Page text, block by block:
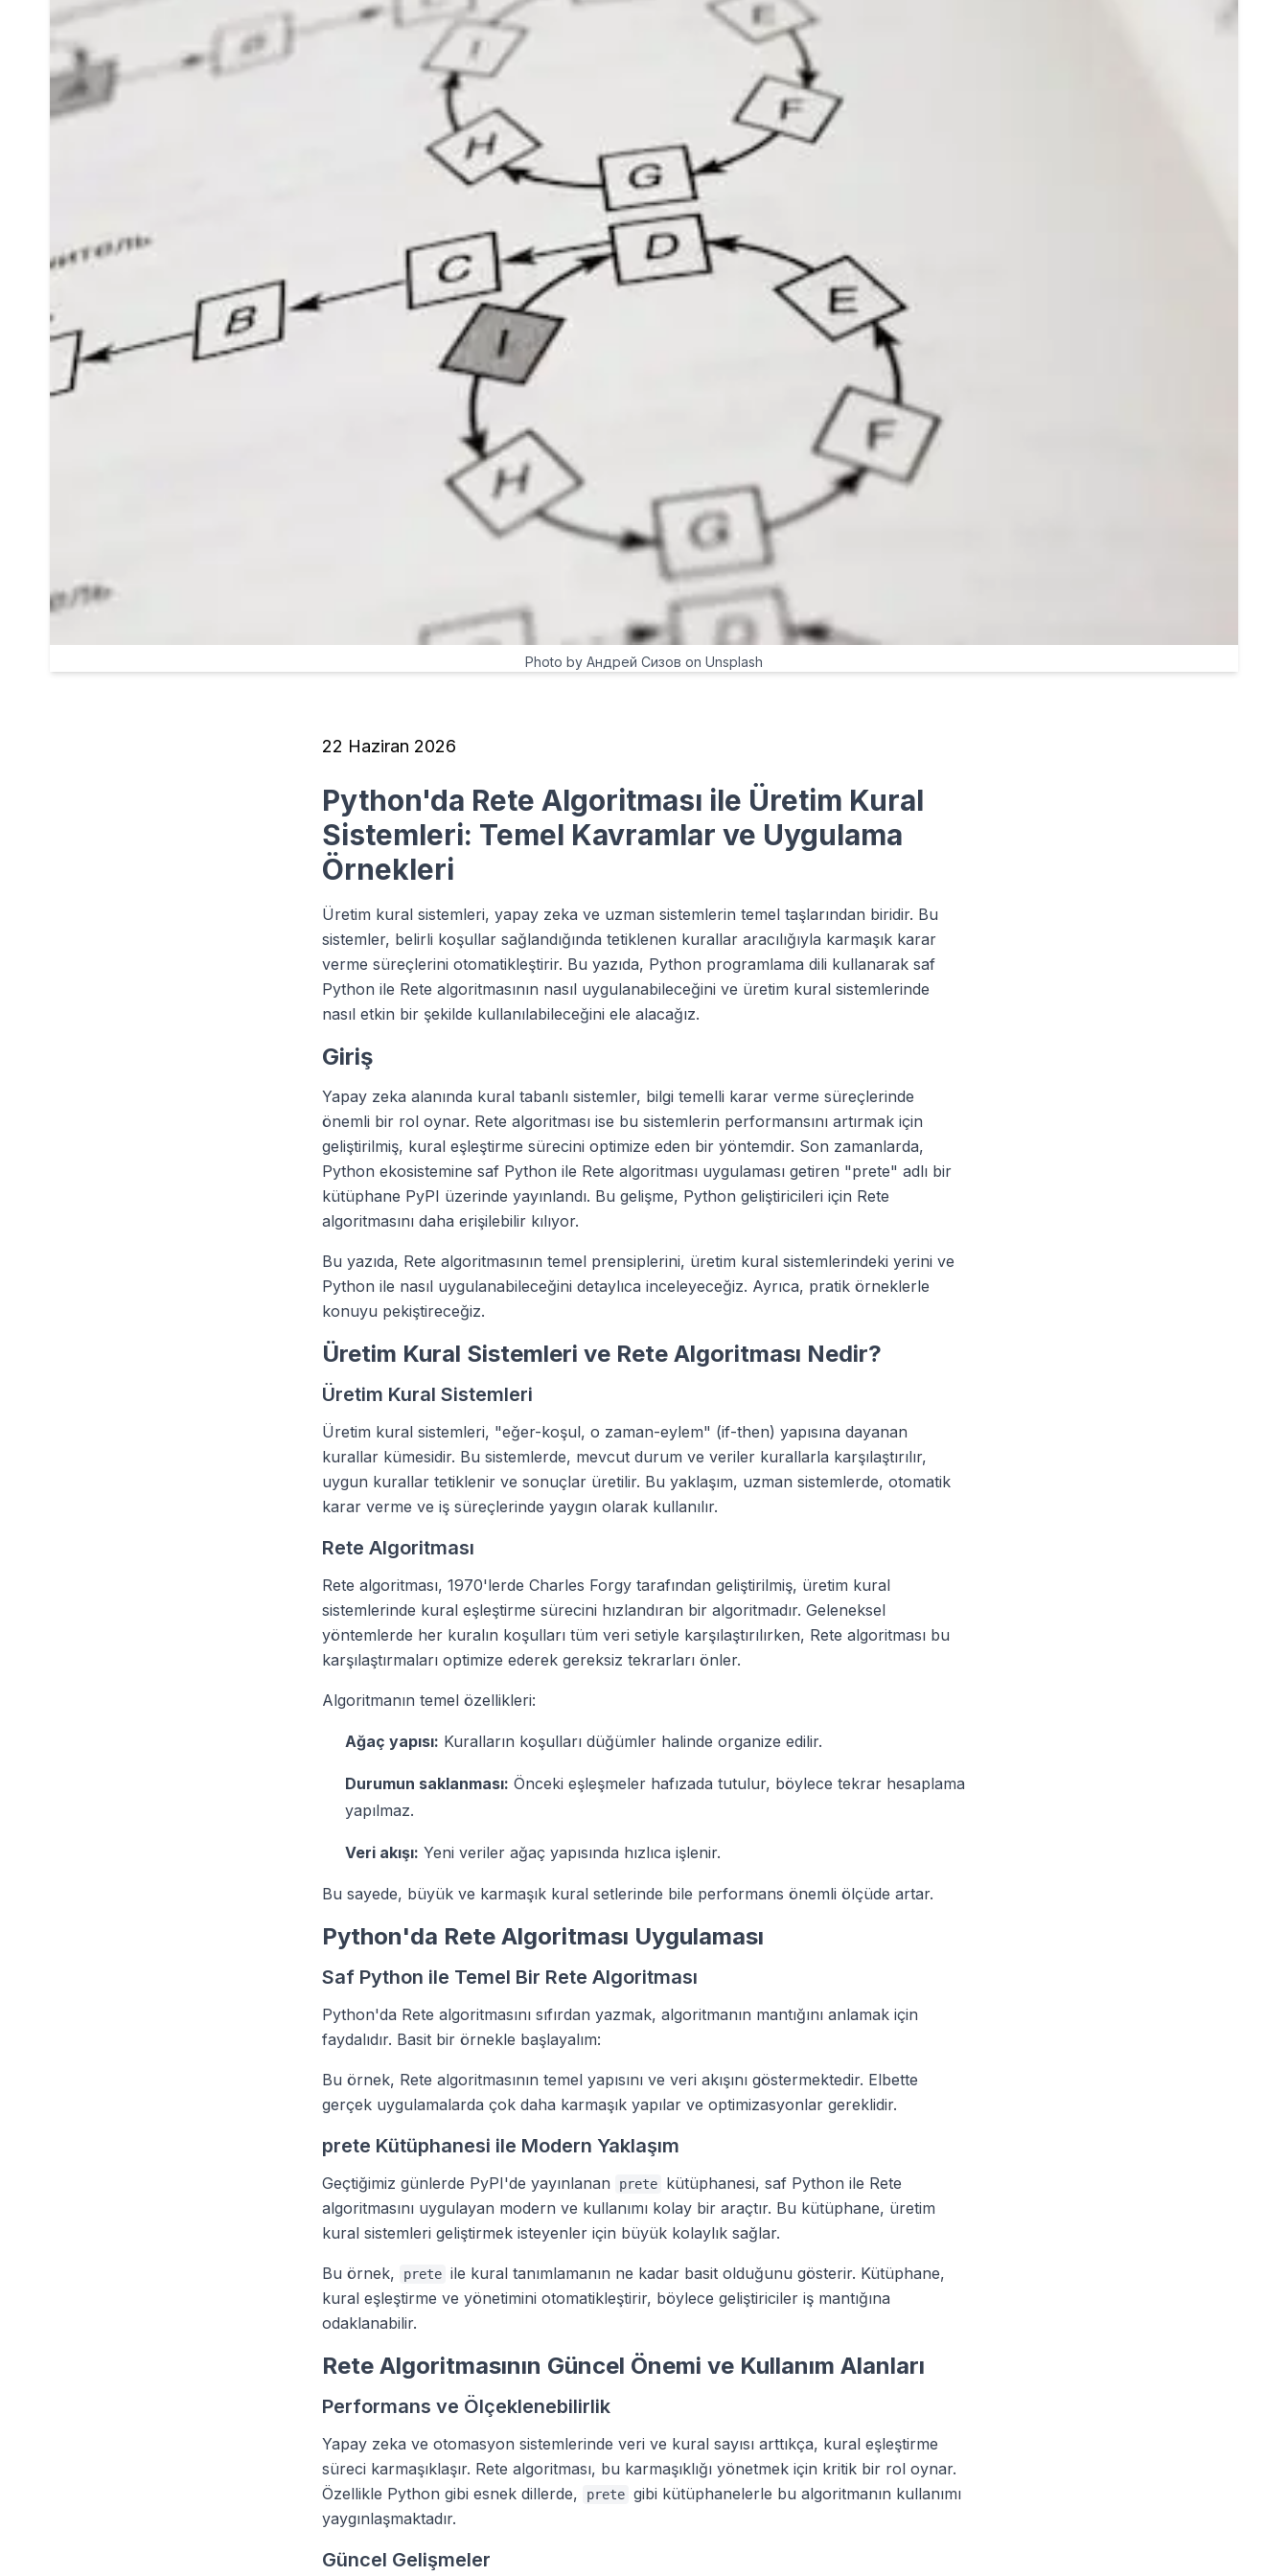
Photo by Андрей Сизов on Unsplash
22 Haziran 2026
Python'da Rete Algoritması ile Üretim Kural
Sistemleri: Temel Kavramlar ve Uygulama
Örnekleri
Üretim kural sistemleri, yapay zeka ve uzman sistemlerin temel taşlarından biridir. Bu
sistemler, belirli koşullar sağlandığında tetiklenen kurallar aracılığıyla karmaşık karar
verme süreçlerini otomatikleştirir. Bu yazıda, Python programlama dili kullanarak saf
Python ile Rete algoritmasının nasıl uygulanabileceğini ve üretim kural sistemlerinde
nasıl etkin bir şekilde kullanılabileceğini ele alacağız.
Giriş
Yapay zeka alanında kural tabanlı sistemler, bilgi temelli karar verme süreçlerinde
önemli bir rol oynar. Rete algoritması ise bu sistemlerin performansını artırmak için
geliştirilmiş, kural eşleştirme sürecini optimize eden bir yöntemdir. Son zamanlarda,
Python ekosistemine saf Python ile Rete algoritması uygulaması getiren "prete" adlı bir
kütüphane PyPI üzerinde yayınlandı. Bu gelişme, Python geliştiricileri için Rete
algoritmasını daha erişilebilir kılıyor.
Bu yazıda, Rete algoritmasının temel prensiplerini, üretim kural sistemlerindeki yerini ve
Python ile nasıl uygulanabileceğini detaylıca inceleyeceğiz. Ayrıca, pratik örneklerle
konuyu pekiştireceğiz.
Üretim Kural Sistemleri ve Rete Algoritması Nedir?
Üretim Kural Sistemleri
Üretim kural sistemleri, "eğer-koşul, o zaman-eylem" (if-then) yapısına dayanan
kurallar kümesidir. Bu sistemlerde, mevcut durum ve veriler kurallarla karşılaştırılır,
uygun kurallar tetiklenir ve sonuçlar üretilir. Bu yaklaşım, uzman sistemlerde, otomatik
karar verme ve iş süreçlerinde yaygın olarak kullanılır.
Rete Algoritması
Rete algoritması, 1970'lerde Charles Forgy tarafından geliştirilmiş, üretim kural
sistemlerinde kural eşleştirme sürecini hızlandıran bir algoritmadır. Geleneksel
yöntemlerde her kuralın koşulları tüm veri setiyle karşılaştırılırken, Rete algoritması bu
karşılaştırmaları optimize ederek gereksiz tekrarları önler.
Algoritmanın temel özellikleri:
Ağaç yapısı: Kuralların koşulları düğümler halinde organize edilir.
Durumun saklanması: Önceki eşleşmeler hafızada tutulur, böylece tekrar hesaplama
yapılmaz.
Veri akışı: Yeni veriler ağaç yapısında hızlıca işlenir.
Bu sayede, büyük ve karmaşık kural setlerinde bile performans önemli ölçüde artar.
Python'da Rete Algoritması Uygulaması
Saf Python ile Temel Bir Rete Algoritması
Python'da Rete algoritmasını sıfırdan yazmak, algoritmanın mantığını anlamak için
faydalıdır. Basit bir örnekle başlayalım:
Bu örnek, Rete algoritmasının temel yapısını ve veri akışını göstermektedir. Elbette
gerçek uygulamalarda çok daha karmaşık yapılar ve optimizasyonlar gereklidir.
prete Kütüphanesi ile Modern Yaklaşım
Geçtiğimiz günlerde PyPI'de yayınlanan prete
kütüphanesi, saf Python ile Rete
algoritmasını uygulayan modern ve kullanımı kolay bir araçtır. Bu kütüphane, üretim
kural sistemleri geliştirmek isteyenler için büyük kolaylık sağlar.
Bu örnek, prete ile kural tanımlamanın ne kadar basit olduğunu gösterir. Kütüphane,
kural eşleştirme ve yönetimini otomatikleştirir, böylece geliştiriciler iş mantığına
odaklanabilir.
Rete Algoritmasının Güncel Önemi ve Kullanım Alanları
Performans ve Ölçeklenebilirlik
Yapay zeka ve otomasyon sistemlerinde veri ve kural sayısı arttıkça, kural eşleştirme
süreci karmaşıklaşır. Rete algoritması, bu karmaşıklığı yönetmek için kritik bir rol oynar.
Özellikle Python gibi esnek dillerde,
prete gibi kütüphanelerle bu algoritmanın kullanımı
yaygınlaşmaktadır.
Güncel Gelişmeler